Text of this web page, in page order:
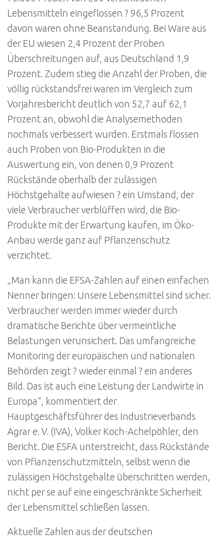
Lebensmitteln eingeflossen ? 96,5 Prozent
davon waren ohne Beanstandung. Bei Ware aus
der EU wiesen 2,4 Prozent der Proben
Überschreitungen auf, aus Deutschland 1,9
Prozent. Zudem stieg die Anzahl der Proben, die
völlig rückstandsfrei waren im Vergleich zum
Vorjahresbericht deutlich von 52,7 auf 62,1
Prozent an, obwohl die Analysemethoden
nochmals verbessert wurden. Erstmals flossen
auch Proben von Bio-Produkten in die
Auswertung ein, von denen 0,9 Prozent
Rückstände oberhalb der zulässigen
Höchstgehalte aufwiesen ? ein Umstand, der
viele Verbraucher verblüffen wird, die Bio-
Produkte mit der Erwartung kaufen, im Öko-
Anbau werde ganz auf Pflanzenschutz
verzichtet.
„Man kann die EFSA-Zahlen auf einen einfachen
Nenner bringen: Unsere Lebensmittel sind sicher.
Verbraucher werden immer wieder durch
dramatische Berichte über vermeintliche
Belastungen verunsichert. Das umfangreiche
Monitoring der europäischen und nationalen
Behörden zeigt ? wieder einmal ? ein anderes
Bild. Das ist auch eine Leistung der Landwirte in
Europa“, kommentiert der
Hauptgeschäftsführer des Industrieverbands
Agrar e. V. (IVA), Volker Koch-Achelpöhler, den
Bericht. Die ESFA unterstreicht, dass Rückstände
von Pflanzenschutzmitteln, selbst wenn die
zulässigen Höchstgehalte überschritten werden,
nicht per se auf eine eingeschränkte Sicherheit
der Lebensmittel schließen lassen.
Aktuelle Zahlen aus der deutschen